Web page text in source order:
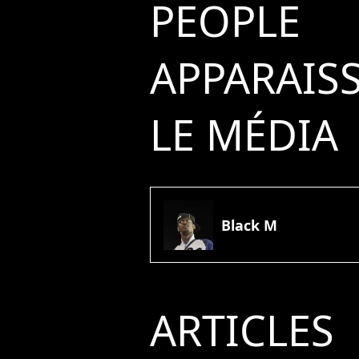
PEOPLE
LE MÉDIA
Black M
ARTICLES